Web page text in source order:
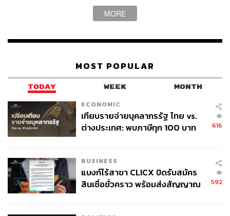
THE STANDARD WEALTH
สำนักข่าวเศรษฐกิจ ธุรกิจ และการลงทุน โดย
MORE
MOST POPULAR
TODAY WEEK MONTH
ECONOMIC
เทียบรายจ่ายบุคลากรรัฐ ไทย vs.
ต่างประเทศ: พบภาษีทุก 100 บาท
616
BUSINESS
แบงก์ไร้สาขา CLICX ปิดรับสมัคร
สินเชื่อชั่วคราว พร้อมส่งสัญญาณ
592